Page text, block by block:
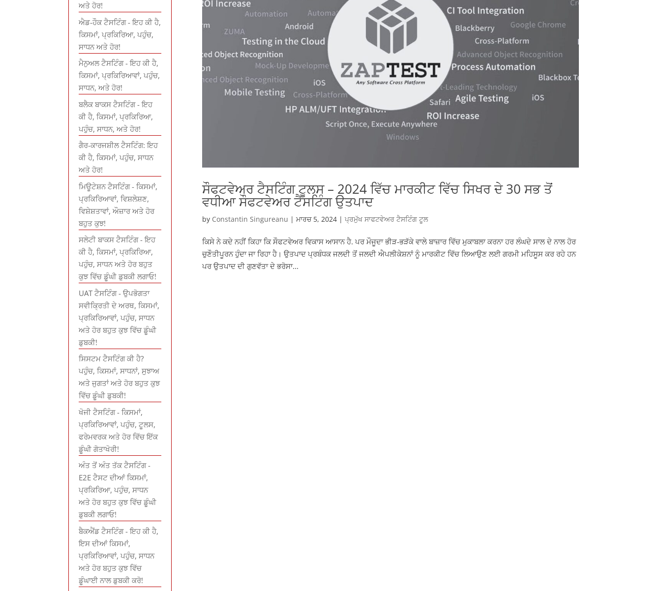
ਸੌਫਟਵੇਅਰ ਟੈਸਟਿੰਗ ਟੂਲਸ – 2024 ਵਿੱਚ ਮਾਰਕੀਟ ਵਿੱਚ ਸਿਖਰ ਦੇ 30 ਸਭ ਤੋਂ
ਵਧੀਆ ਸੌਫਟਵੇਅਰ ਟੈਸਟਿੰਗ ਉਤਪਾਦ
by Constantin Singureanu |ਮਾਰਚ 5, 2024 |ਪ੍ਰਮੁੱਖ ਸਾਫਟਵੇਅਰ ਟੈਸਟਿੰਗ ਟੂਲ
ਕਿਸੇ ਨੇ ਕਦੇ ਨਹੀਂ ਕਿਹਾ ਕਿ ਸੌਫਟਵੇਅਰ ਵਿਕਾਸ ਆਸਾਨ ਹੈ. ਪਰ ਮੌਜੂਦਾ ਭੀੜ-ਭੜੱਕੇ ਵਾਲੇ ਬਾਜ਼ਾਰ ਵਿੱਚ ਮੁਕਾਬਲਾ ਕਰਨਾ ਹਰ ਲੰਘਦੇ ਸਾਲ ਦੇ ਨਾਲ ਹੋਰ
ਚੁਣੌਤੀਪੂਰਨ ਹੁੰਦਾ ਜਾ ਰਿਹਾ ਹੈ। ਉਤਪਾਦ ਪ੍ਰਬੰਧਕ ਜਲਦੀ ਤੋਂ ਜਲਦੀ ਐਪਲੀਕੇਸ਼ਨਾਂ ਨੂੰ ਮਾਰਕੀਟ ਵਿੱਚ ਲਿਆਉਣ ਲਈ ਗਰਮੀ ਮਹਿਸੂਸ ਕਰ ਰਹੇ ਹਨ
ਪਰ ਉਤਪਾਦ ਦੀ ਗੁਣਵੱਤਾ ਦੇ ਭਰੋਸਾ...
ਅਤੇ ਹੋਰ!
ਐਡ-ਹੌਕ ਟੈਸਟਿੰਗ - ਇਹ ਕੀ ਹੈ,
ਕਿਸਮਾਂ, ਪ੍ਰਕਿਰਿਆ, ਪਹੁੰਚ,
ਸਾਧਨ ਅਤੇ ਹੋਰ!
ਮੈਨੁਅਲ ਟੈਸਟਿੰਗ - ਇਹ ਕੀ ਹੈ,
ਕਿਸਮਾਂ, ਪ੍ਰਕਿਰਿਆਵਾਂ, ਪਹੁੰਚ,
ਸਾਧਨ, ਅਤੇ ਹੋਰ!
ਬਲੈਕ ਬਾਕਸ ਟੈਸਟਿੰਗ - ਇਹ
ਕੀ ਹੈ, ਕਿਸਮਾਂ, ਪ੍ਰਕਿਰਿਆ,
ਪਹੁੰਚ, ਸਾਧਨ, ਅਤੇ ਹੋਰ!
ਗੈਰ-ਕਾਰਜਸ਼ੀਲ ਟੈਸਟਿੰਗ: ਇਹ
ਕੀ ਹੈ, ਕਿਸਮਾਂ, ਪਹੁੰਚ, ਸਾਧਨ
ਅਤੇ ਹੋਰ!
ਮਿਊਟੇਸ਼ਨ ਟੈਸਟਿੰਗ - ਕਿਸਮਾਂ,
ਪ੍ਰਕਿਰਿਆਵਾਂ, ਵਿਸ਼ਲੇਸ਼ਣ,
ਵਿਸ਼ੇਸ਼ਤਾਵਾਂ, ਔਜ਼ਾਰ ਅਤੇ ਹੋਰ
ਬਹੁਤ ਕੁਝ!
ਸਲੇਟੀ ਬਾਕਸ ਟੈਸਟਿੰਗ - ਇਹ
ਕੀ ਹੈ, ਕਿਸਮਾਂ, ਪ੍ਰਕਿਰਿਆ,
ਪਹੁੰਚ, ਸਾਧਨ ਅਤੇ ਹੋਰ ਬਹੁਤ
ਕੁਝ ਵਿੱਚ ਡੂੰਘੀ ਡੁਬਕੀ ਲਗਾਓ!
UAT ਟੈਸਟਿੰਗ - ਉਪਭੋਗਤਾ
ਸਵੀਕ੍ਰਿਤੀ ਦੇ ਅਰਥ, ਕਿਸਮਾਂ,
ਪ੍ਰਕਿਰਿਆਵਾਂ, ਪਹੁੰਚ, ਸਾਧਨ
ਅਤੇ ਹੋਰ ਬਹੁਤ ਕੁਝ ਵਿੱਚ ਡੂੰਘੀ
ਡੁਬਕੀ!
ਸਿਸਟਮ ਟੈਸਟਿੰਗ ਕੀ ਹੈ?
ਪਹੁੰਚ, ਕਿਸਮਾਂ, ਸਾਧਨਾਂ, ਸੁਝਾਅ
ਅਤੇ ਜੁਗਤਾਂ ਅਤੇ ਹੋਰ ਬਹੁਤ ਕੁਝ
ਵਿੱਚ ਡੂੰਘੀ ਡੁਬਕੀ!
ਖੋਜੀ ਟੈਸਟਿੰਗ - ਕਿਸਮਾਂ,
ਪ੍ਰਕਿਰਿਆਵਾਂ, ਪਹੁੰਚ, ਟੂਲਸ,
ਫਰੇਮਵਰਕ ਅਤੇ ਹੋਰ ਵਿੱਚ ਇੱਕ
ਡੂੰਘੀ ਗੋਤਾਖੋਰੀ!
ਅੰਤ ਤੋਂ ਅੰਤ ਤੱਕ ਟੈਸਟਿੰਗ -
E2E ਟੈਸਟ ਦੀਆਂ ਕਿਸਮਾਂ,
ਪ੍ਰਕਿਰਿਆ, ਪਹੁੰਚ, ਸਾਧਨ
ਅਤੇ ਹੋਰ ਬਹੁਤ ਕੁਝ ਵਿੱਚ ਡੂੰਘੀ
ਡੁਬਕੀ ਲਗਾਓ!
ਬੈਕਐਂਡ ਟੈਸਟਿੰਗ - ਇਹ ਕੀ ਹੈ,
ਇਸ ਦੀਆਂ ਕਿਸਮਾਂ,
ਪ੍ਰਕਿਰਿਆਵਾਂ, ਪਹੁੰਚ, ਸਾਧਨ
ਅਤੇ ਹੋਰ ਬਹੁਤ ਕੁਝ ਵਿੱਚ
ਡੂੰਘਾਈ ਨਾਲ ਡੁਬਕੀ ਕਰੋ!